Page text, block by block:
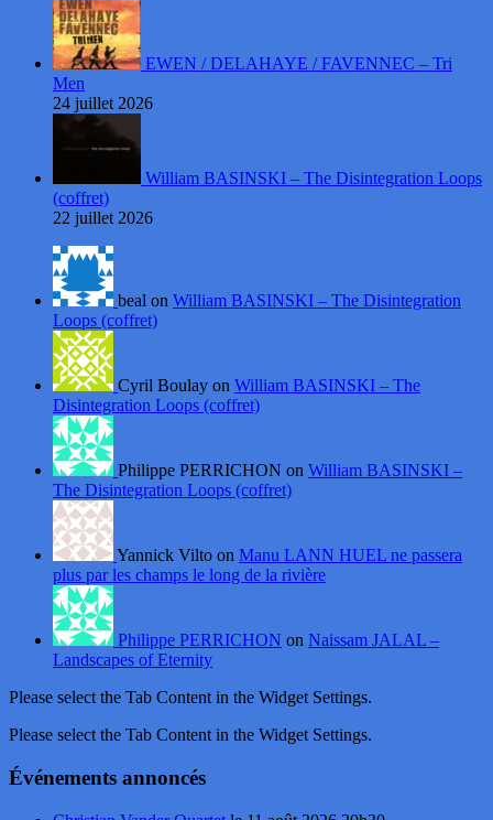
EWEN / DELAHAYE / FAVENNEC – Tri
Men
24 juillet 2026
William BASINSKI – The Disintegration Loops
(coffret)
22 juillet 2026
beal on William BASINSKI – The Disintegration
Loops (coffret)
Cyril Boulay on William BASINSKI – The
Disintegration Loops (coffret)
Philippe PERRICHON on William BASINSKI –
The Disintegration Loops (coffret)
Yannick Vilto on Manu LANN HUEL ne passera
plus par les champs le long de la rivière
Philippe PERRICHON on Naissam JALAL –
Landscapes of Eternity
Please select the Tab Content in the Widget Settings.
Please select the Tab Content in the Widget Settings.
Événements annoncés